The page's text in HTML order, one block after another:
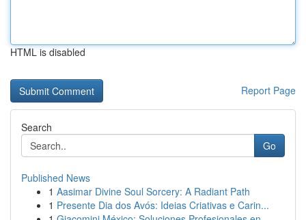
HTML is disabled
Report Page
Search
Go
Published News
1 Aasimar Divine Soul Sorcery: A Radiant Path
1 Presente Dia dos Avós: Ideias Criativas e Carin...